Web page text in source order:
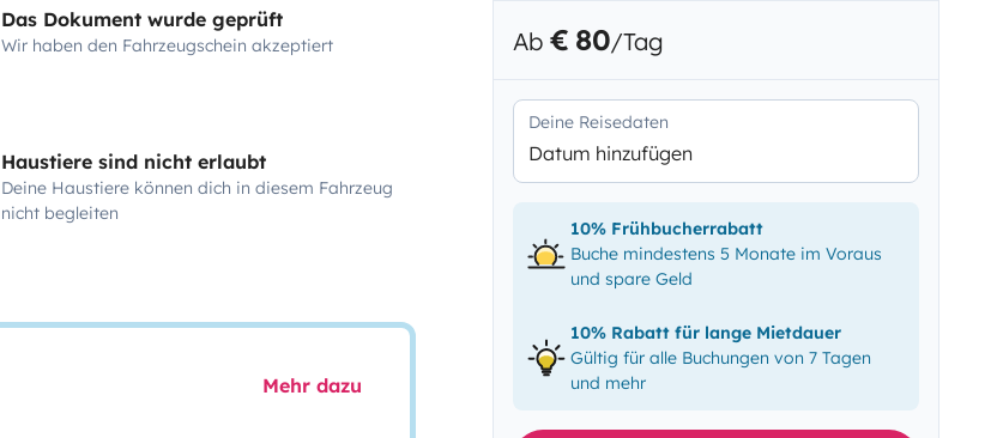
Das Dokument wurde geprüft
Wir haben den Fahrzeugschein akzeptiert
Haustiere sind nicht erlaubt
Deine Haustiere können dich in diesem Fahrzeug
nicht begleiten
Mehr dazu
Ab € 80/Tag
Deine Reisedaten
Datum hinzufügen
10% Frühbucherrabatt
Buche mindestens 5 Monate im Voraus
und spare Geld
10% Rabatt für lange Mietdauer
Gültig für alle Buchungen von 7 Tagen
und mehr